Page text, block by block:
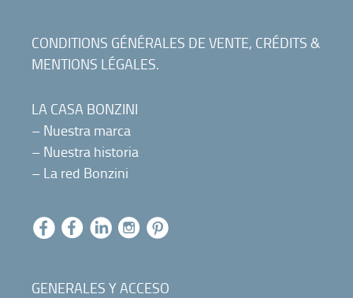
CONDITIONS GÉNÉRALES DE VENTE, CRÉDITS &
MENTIONS LÉGALES.
LA CASA BONZINI
– Nuestra marca
– Nuestra historia
– La red Bonzini
GENERALES Y ACCESO